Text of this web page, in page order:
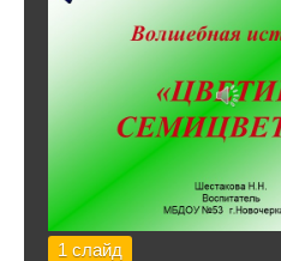
1 слайд